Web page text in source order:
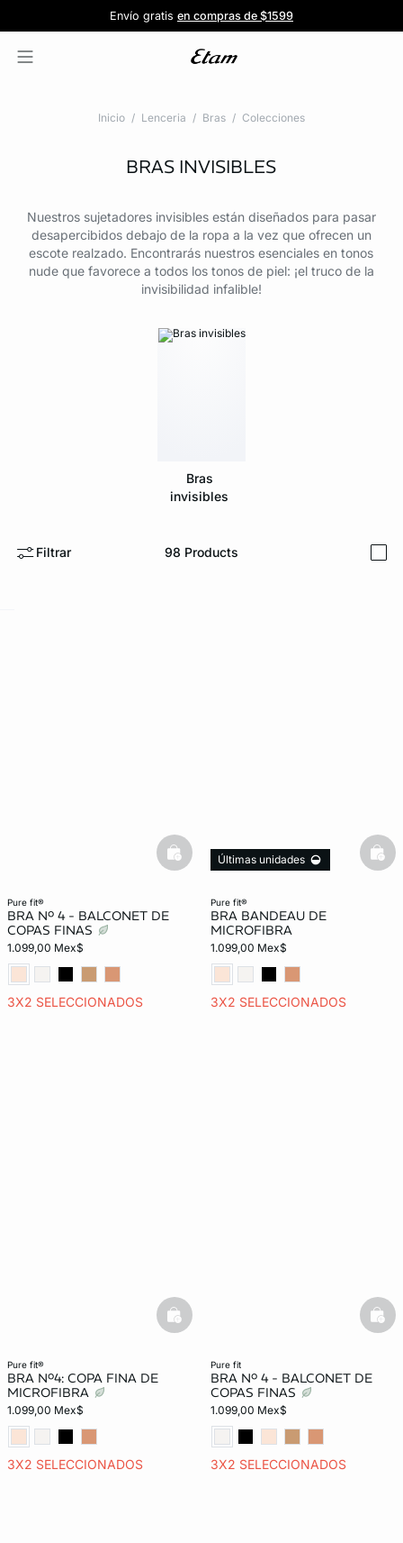
-20% en tu primera ordenal iniciar sesión
Beneficio exclusivo para clientes nuevosÚnete a ETAM
Forma parte de la familia ETAMy recibe -20% en tu primer pedido
Envío gratis en compras de $1599
ahora
Inicio Lenceria Bras Colecciones
BRAS INVISIBLES
Nuestros sujetadores invisibles están diseñados para pasar
desapercibidos debajo de la ropa a la vez que ofrecen un
escote realzado. Encontrarás nuestros esenciales en tonos
nude que favorece a todos los tonos de piel: ¡el truco de la
invisibilidad infalible!
Bras
invisibles
Filtrar 98 Products
pure fit®
BRA Nº 4 - BALCONET DE
COPAS FINAS
1.099,00 Mex$
3X2 SELECCIONADOS
basketfull
pure fit®
BRA BANDEAU DE
MICROFIBRA
1.099,00 Mex$
3X2 SELECCIONADOS
Últimas unidades
pure fit®
BRA Nº4: COPA FINA DE
MICROFIBRA
1.099,00 Mex$
3X2 SELECCIONADOS
basketfull
pure fit
BRA Nº 4 - BALCONET DE
COPAS FINAS
1.099,00 Mex$
3X2 SELECCIONADOS